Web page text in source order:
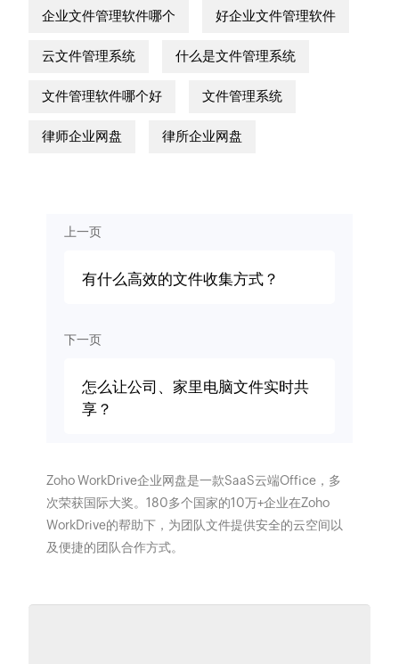
企业文件管理软件哪个 好企业文件管理软件
云文件管理系统 什么是文件管理系统
文件管理软件哪个好 文件管理系统
律师企业网盘 律所企业网盘
上一页
有什么高效的文件收集方式？
下一页
怎么让公司、家里电脑文件实时共
享？
Zoho WorkDrive企业网盘是一款SaaS云端Office，多
次荣获国际大奖。180多个国家的10万+企业在Zoho
WorkDrive的帮助下，为团队文件提供安全的云空间以
及便捷的团队合作方式。